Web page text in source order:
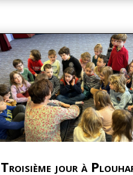
Troisième jour à